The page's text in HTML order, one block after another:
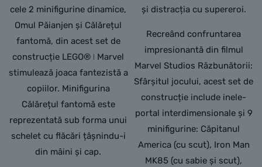
cele 2 minifigurine dinamice,
Omul Păianjen și Călărețul
fantomă, din acest set de
construcție LEGO® ǀ Marvel
stimulează joaca fantezistă a
copiilor. Minifigurina
Călărețul fantomă este
reprezentată sub forma unui
schelet cu flăcări țâșnindu-i
din mâini și cap.
și distracția cu supereroi.
Recreând confruntarea
impresionantă din filmul
Marvel Studios Răzbunătorii:
Sfârșitul jocului, acest set de
construcție include inele-
portal interdimensionale și 9
minifigurine: Căpitanul
America (cu scut), Iron Man
MK85 (cu sabie și scut),